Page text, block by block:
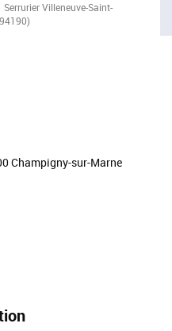
Serrurier Villeneuve-Saint-
Champigny-sur-Marne